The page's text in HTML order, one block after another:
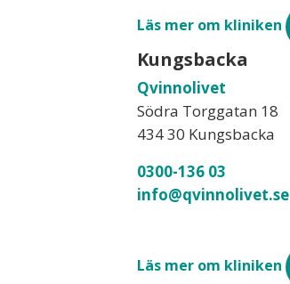
Läs mer om kliniken
Kungsbacka
Qvinnolivet
Södra Torggatan 18
434 30 Kungsbacka
0300-136 03
info@qvinnolivet.se
Läs mer om kliniken